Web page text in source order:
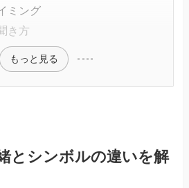
ミング
き方
もっと見る
とシンボルの違いを解